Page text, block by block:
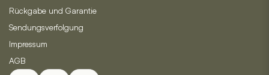
Rückgabe und Garantie
Sendungsverfolgung
Impressum
AGB